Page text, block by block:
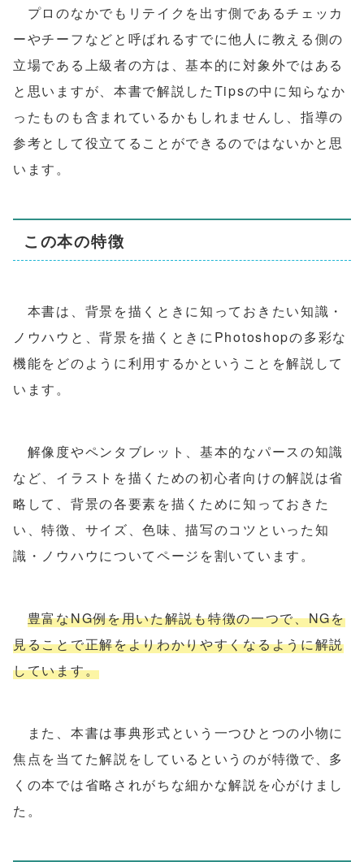
プロのなかでもリテイクを出す側であるチェッカ
ーやチーフなどと呼ばれるすでに他人に教える側の
立場である上級者の方は、基本的に対象外ではある
と思いますが、本書で解説したTipsの中に知らなか
ったものも含まれているかもしれませんし、指導の
参考として役立てることができるのではないかと思
います。
この本の特徴
本書は、背景を描くときに知っておきたい知識・
ノウハウと、背景を描くときにPhotoshopの多彩な
機能をどのように利用するかということを解説して
います。
解像度やペンタブレット、基本的なパースの知識
など、イラストを描くための初心者向けの解説は省
略して、背景の各要素を描くために知っておきた
い、特徴、サイズ、色味、描写のコツといった知
識・ノウハウについてページを割いています。
豊富なNG例を用いた解説も特徴の一つで、NGを
見ることで正解をよりわかりやすくなるように解説
しています。
また、本書は事典形式という一つひとつの小物に
焦点を当てた解説をしているというのが特徴で、多
くの本では省略されがちな細かな解説を心がけまし
た。